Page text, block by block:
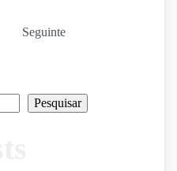
Seguinte
Pesquisar